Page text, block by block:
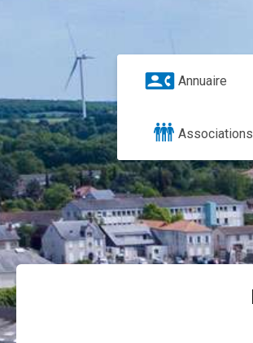
Annuaire
Associations